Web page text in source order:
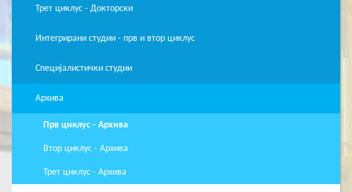
Трет циклус - Докторски
Интегрирани студии - прв и втор циклус
Специјалистички студии
Архива
Прв циклус - Архива
Втор циклус - Архива
Трет циклус - Архива